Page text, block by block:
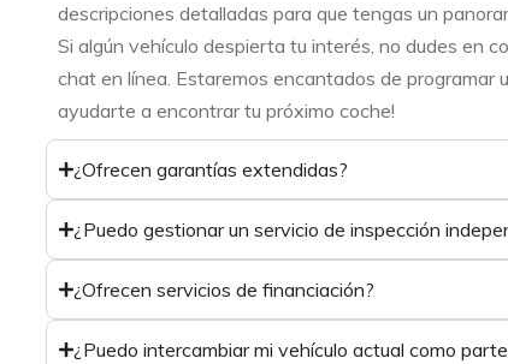
descripciones detalladas para que tengas un
Si algún vehículo despierta tu interés, no dudes en
chat en línea. Estaremos encantados de programar
ayudarte a encontrar tu próximo coche!
¿Ofrecen garantías extendidas?
¿Puedo gestionar un servicio de inspección
¿Ofrecen servicios de financiación?
¿Puedo intercambiar mi vehículo actual como